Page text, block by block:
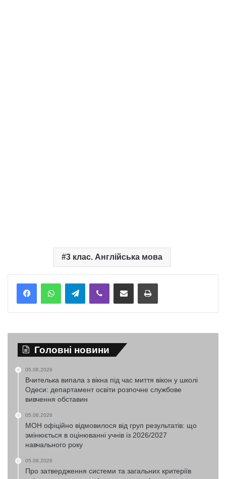
3 клас. Англійська мова
TelegramViber Надіслати електронною поштоюНадрукувати
Головні новини
05.08.2026
Вчителька випала з вікна під час миття вікон у школі
Одеси: департамент освіти розпочне службове
вивчення обставин
05.08.2026
МОН офіційно відмовилося від груп результатів: що
змінюється в оцінюванні учнів із 2026/2027
навчального року
05.08.2026
Про затвердження системи та загальних критеріїв